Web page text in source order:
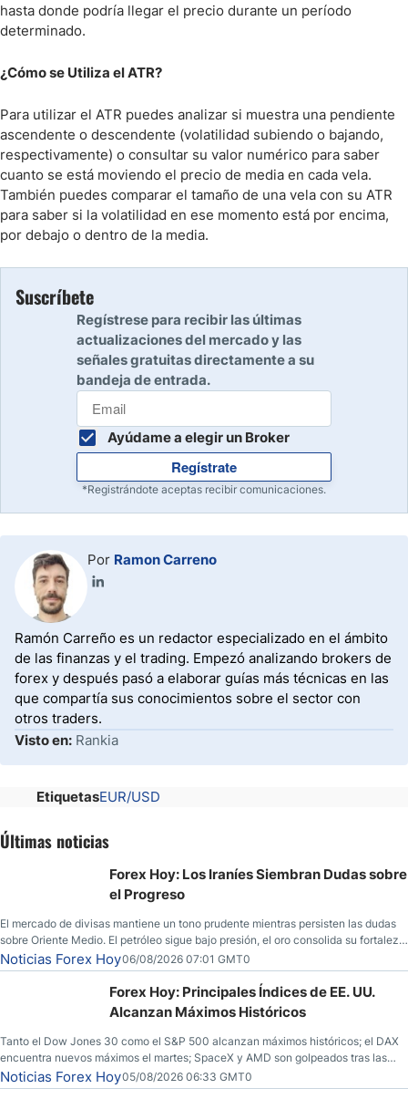
hasta donde podría llegar el precio durante un período
determinado.
¿Cómo se Utiliza el ATR?
Para utilizar el ATR puedes analizar si muestra una pendiente
ascendente o descendente (volatilidad subiendo o bajando,
respectivamente) o consultar su valor numérico para saber
cuanto se está moviendo el precio de media en cada vela.
También puedes comparar el tamaño de una vela con su ATR
para saber si la volatilidad en ese momento está por encima,
por debajo o dentro de la media.
Suscríbete
Regístrese para recibir las últimas
actualizaciones del mercado y las
señales gratuitas directamente a su
bandeja de entrada.
Ayúdame a elegir un Broker
Regístrate
*Registrándote aceptas recibir comunicaciones.
Por Ramon Carreno
Ramón Carreño es un redactor especializado en el ámbito
de las finanzas y el trading. Empezó analizando brokers de
forex y después pasó a elaborar guías más técnicas en las
que compartía sus conocimientos sobre el sector con
otros traders.
Visto en: Rankia
EtiquetasEUR/USD
Últimas noticias
Forex Hoy: Los Iraníes Siembran Dudas sobre
el Progreso
El mercado de divisas mantiene un tono prudente mientras persisten las dudas
sobre Oriente Medio. El petróleo sigue bajo presión, el oro consolida su fortaleza
y los operadores esperan nuevas referencias económicas desde Estados
Unidos.
Noticias Forex Hoy06/08/2026 07:01 GMT0
Forex Hoy: Principales Índices de EE. UU.
Alcanzan Máximos Históricos
Tanto el Dow Jones 30 como el S&P 500 alcanzan máximos históricos; el DAX
encuentra nuevos máximos el martes; SpaceX y AMD son golpeados tras las
llamadas de ganancias; el petróleo crudo cae por debajo de los $80 con nuevas
esperanzas; el dólar estadounidense continúa intentando estabilizarse frente al
Noticias Forex Hoy05/08/2026 06:33 GMT0